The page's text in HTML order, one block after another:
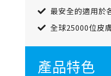
產品特色
最安全的適用於
全球25000位皮